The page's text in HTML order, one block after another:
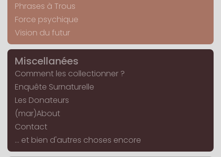
Phrases à Trous
Force psychique
Vision du futur
Miscellanées
Comment les collectionner ?
Enquête Surnaturelle
Les Donateurs
(mar)About
Contact
... et bien d'autres choses encore